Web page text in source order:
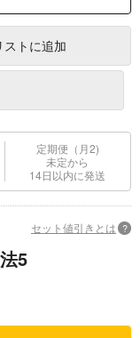
トに追加
定期便（月2)
未定から
14日以内に発送
セット値引きとは ?
5